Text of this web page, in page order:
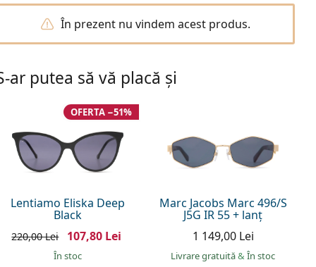
În prezent nu vindem acest produs.
ar putea să vă placă și
Lentiamo Eliska Deep
Black
OFERTA −51%
220,00 Lei 107,80 Lei
În stoc
Marc Jacobs Marc 496/S
J5G IR 55 + lanț
1 149,00 Lei
Livrare gratuită& În stoc